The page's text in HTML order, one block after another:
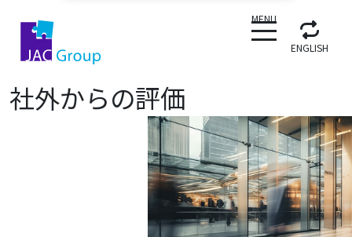
MENU
ENGLISH
社外からの評価